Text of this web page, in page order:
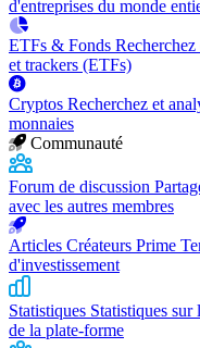
d'entreprises du monde
ETFs & Fonds
et trackers (ETFs)
Cryptos Recherchez et
monnaies
Communauté
Forum de discussion
avec les autres membres
Articles Créateurs Prime
d'investissement
Statistiques Statistiques sur
de la plate-forme